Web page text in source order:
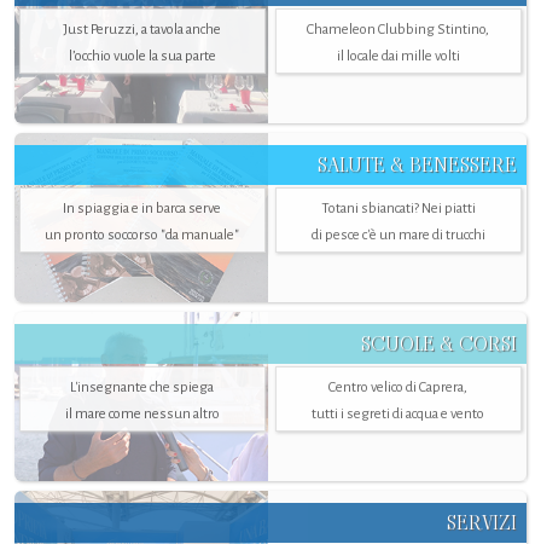
Just Peruzzi, a tavola anche
l’occhio vuole la sua parte
Chameleon Clubbing Stintino,
il locale dai mille volti
SALUTE & BENESSERE
In spiaggia e in barca serve
un pronto soccorso "da manuale"
Totani sbiancati? Nei piatti
di pesce c'è un mare di trucchi
SCUOLE & CORSI
L'insegnante che spiega
il mare come nessun altro
Centro velico di Caprera,
tutti i segreti di acqua e vento
SERVIZI